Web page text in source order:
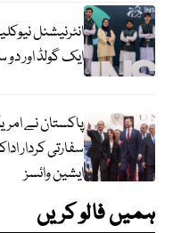
ایک گولڈ اور
پاکستان نے
سفارتی کردار
ایشین وائسز
ہمیں فالو کریں